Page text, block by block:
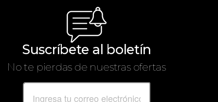
Suscríbete al boletín
No te pierdas de nuestras ofertas